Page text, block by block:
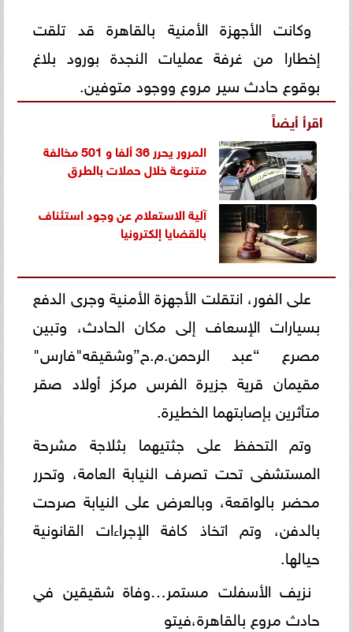
وكانت الأجهزة الأمنية بالقاهرة قد تلقت
إخطارا من غرفة عمليات النجدة بورود بلاغ
بوقوع حادث سير مروع ووجود متوفين.
اقرأ أيضاً
المرور يحرر 36 ألفا و 501 مخالفة
متنوعة خلال حملات بالطرق
آلية الاستعلام عن وجود استئناف
بالقضايا إلكترونيا
على الفور، انتقلت الأجهزة الأمنية وجرى الدفع
بسيارات الإسعاف إلى مكان الحادث، وتبين
مصرع “عبد الرحمن.م.ح”وشقيقه"فارس"
مقيمان قرية جزيرة الفرس مركز أولاد صقر
متأثرين بإصابتهما الخطيرة.
وتم التحفظ على جثتيهما بثلاجة مشرحة
المستشفى تحت تصرف النيابة العامة، وتحرر
محضر بالواقعة، وبالعرض على النيابة صرحت
بالدفن، وتم اتخاذ كافة الإجراءات القانونية
حيالها.
نزيف الأسفلت مستمر…وفاة شقيقين في
حادث مروع بالقاهرة،فيتو